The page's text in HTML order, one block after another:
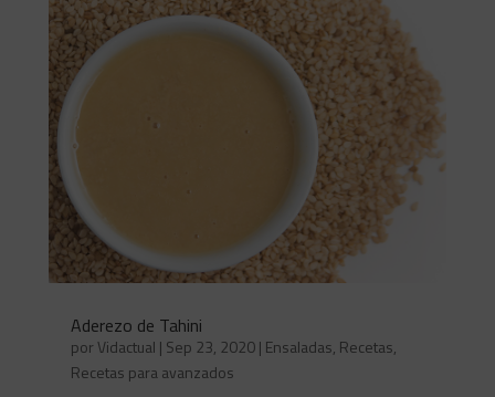
Aderezo de Tahini
porVidactual | Sep 23, 2020| Ensaladas, Recetas,
Recetas para avanzados